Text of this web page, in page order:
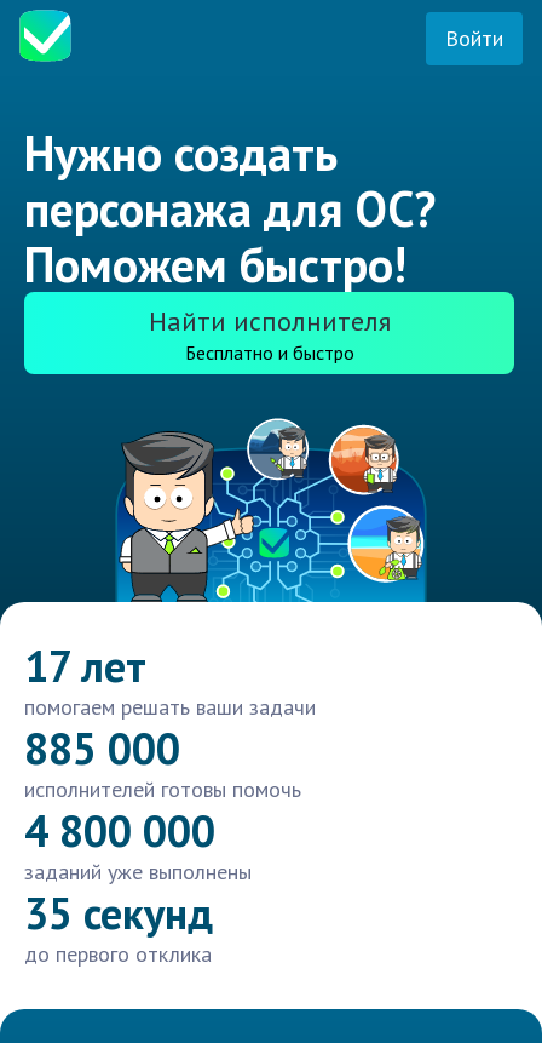
Войти
Нужно создать
персонажа для ОС?
Поможем быстро!
Найти исполнителя
Бесплатно и быстро
17 лет
помогаем решать ваши задачи
885 000
исполнителей готовы помочь
4 800 000
заданий уже выполнены
35 секунд
до первого отклика